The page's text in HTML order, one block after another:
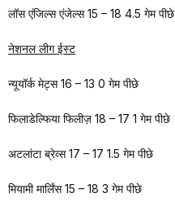
लॉस एंजिल्स एंजेल्स 15 – 18 4.5 गेम पीछे
नेशनल लीग ईस्ट
न्यूयॉर्क मेट्स 16 – 13 0 गेम पीछे
फिलाडेल्फिया फिलीज़ 18 – 17 1 गेम पीछे
अटलांटा ब्रेव्स 17 – 17 1.5 गेम पीछे
मियामी मार्लिंस 15 – 18 3 गेम पीछे